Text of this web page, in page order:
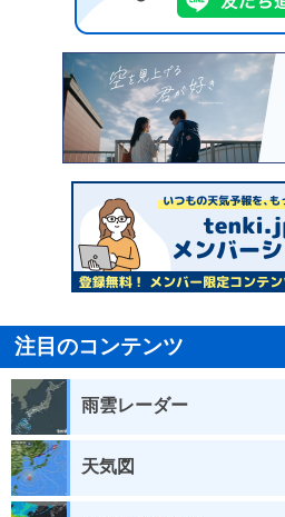
注目のコンテンツ
雨雲レーダー
天気図